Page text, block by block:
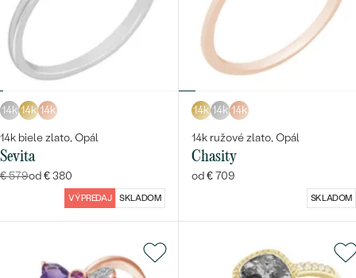
14k 14k 14k
14k biele zlato, Opál
Sevita
€ 579od € 380
VÝPREDAJ SKLADOM
14k 14k 14k
14k ružové zlato, Opál
Chasity
od € 709
SKLADOM